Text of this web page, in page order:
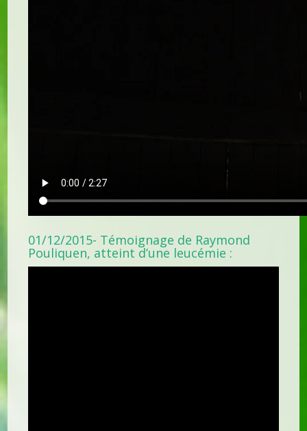
01/12/2015- Témoignage de Raymond
Pouliquen, atteint d’une leucémie :